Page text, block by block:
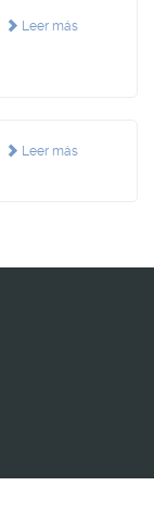
Leer más
Leer más